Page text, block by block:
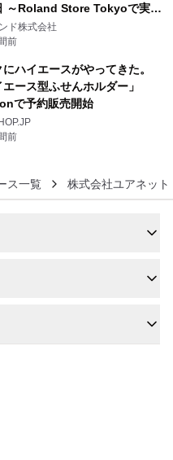
～Roland Store Tokyoで実機
しての 記念キャンペーンを開
ラジオ「NTS」の 特別プログ
ィストを フィーチャーしたアニ
ョンを公開～
ド株式会社
前
ハイエースがやってきた。
エース型ふせんホルダー」
で予約販売開始
前
ス一覧 株式会社ユアネット